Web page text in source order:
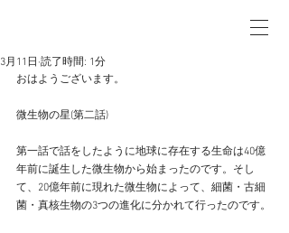
3月11日 読了時間: 1分
おはようございます。
微生物の星(第二話)
第一話で話をしたように地球に存在する生命は40億
年前に誕生した微生物から始まったのです。そし
て、20億年前に現れた微生物によって、細菌・古細
菌・真核生物の3つの進化に分かれて行ったのです。